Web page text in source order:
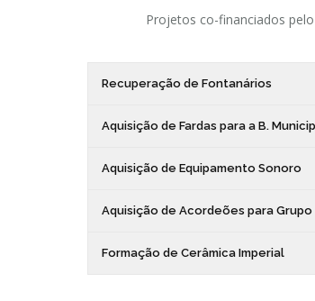
Projetos co-financiados
Recuperação de Fontanários
Aquisição de Fardas para a B.
Aquisição de Equipamento Sonoro
Aquisição de Acordeões para
Formação de Cerâmica Imperial